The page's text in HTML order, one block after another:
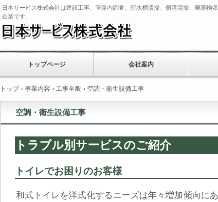
日本サービス株式会社は建設工事、管路内調査、貯水槽清掃、側溝清掃、廃棄
企業です。
トップページ 会社案内
トップ › 事業内容 › 工事全般 › 空調・衛生設備工事
空調・衛生設備工事
トラブル別サービスのご紹介
トイレでお困りのお客様
和式トイレを洋式化するニーズは年々増加傾向に